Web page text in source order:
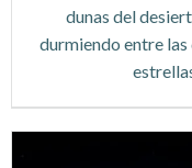
dunas del
durmiendo entre las